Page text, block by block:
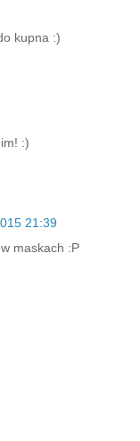
kupna :)
:)
21:39
maskach :P